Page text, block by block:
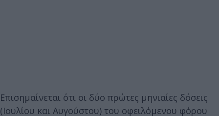
Επισημαίνεται ότι οι δύο πρώτες μηνιαίες δόσεις
(Ιουλίου και Αυγούστου) του οφειλόμενου φόρου